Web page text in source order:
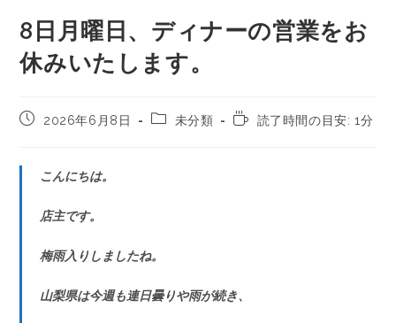
8日月曜日、ディナーの営業をお
休みいたします。
2026年6月8日 未分類 読了時間の目安: 1分
こんにちは。
店主です。
梅雨入りしましたね。
山梨県は今週も連日曇りや雨が続き、